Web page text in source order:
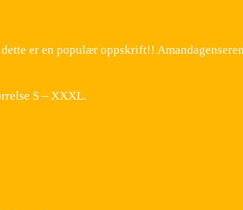
er en populær oppskrift!!
S – XXXL.